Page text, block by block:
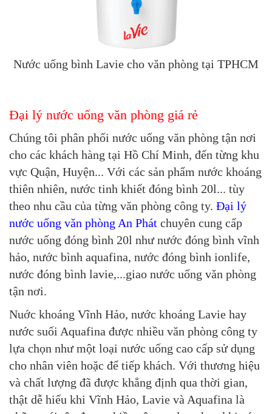
Nước uống bình Lavie cho văn phòng tại TPHCM
Đại lý nước uống văn phòng giá rẻ
Chúng tôi phân phối nước uống văn phòng tận nơi
cho các khách hàng tại Hồ Chí Minh, đến từng khu
vực Quận, Huyện... Với các sản phẩm nước khoáng
thiên nhiên, nước tinh khiết đóng bình 20l... tùy
theo nhu cầu của từng văn phòng công ty. Đại lý
nước uống văn phòng An Phát chuyên cung cấp
nước uống đóng bình 20l như nước đóng bình vĩnh
hảo, nước bình aquafina, nước đóng bình ionlife,
nước đóng bình lavie,...giao nước uống văn phòng
tận nơi.
Nuớc khoáng Vĩnh Hảo, nước khoáng Lavie hay
nước suối Aquafina được nhiều văn phòng công ty
lựa chọn như một loại nước uống cao cấp sử dụng
cho nhân viên hoặc để tiếp khách. Với thương hiệu
và chất lượng đã được khẳng định qua thời gian,
thật dễ hiểu khi Vĩnh Hảo, Lavie và Aquafina là